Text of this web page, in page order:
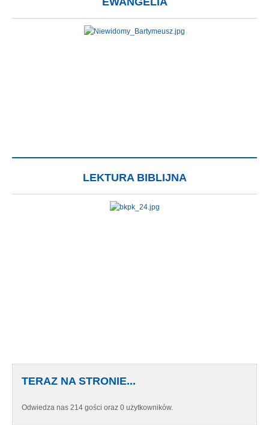
LEKTURA BIBLIJNA
TERAZ NA STRONIE...
Odwiedza nas 214 gości oraz 0 użytkowników.